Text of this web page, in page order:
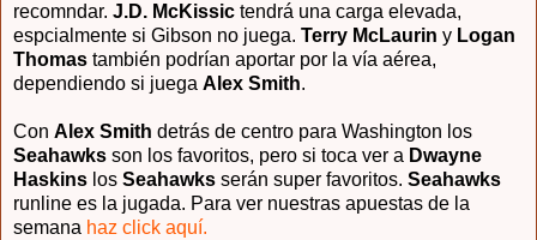
recomndar. J.D. McKissic tendrá una carga elevada,
espcialmente si Gibson no juega. Terry McLaurin y Logan
Thomas también podrían aportar por la vía aérea,
dependiendo si juega Alex Smith.
Con Alex Smith detrás de centro para Washington los
Seahawks son los favoritos, pero si toca ver a Dwayne
Haskins los Seahawks serán super favoritos. Seahawks
runline es la jugada. Para ver nuestras apuestas de la
semana haz click aquí.